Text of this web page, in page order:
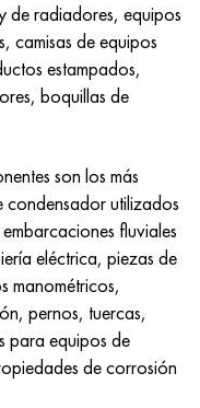
de radiadores, equipos
camisas de equipos
estampados,
boquillas de
son los más
utilizados
fluviales
eléctrica, piezas de
manométricos,
pernos, tuercas,
para equipos de
de corrosión